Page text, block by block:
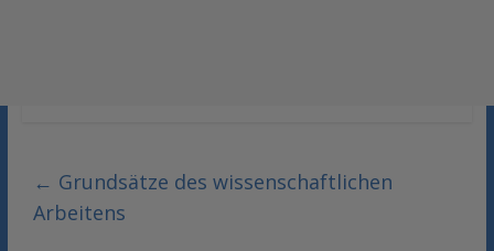
← Grundsätze des wissenschaftlichen
Arbeitens